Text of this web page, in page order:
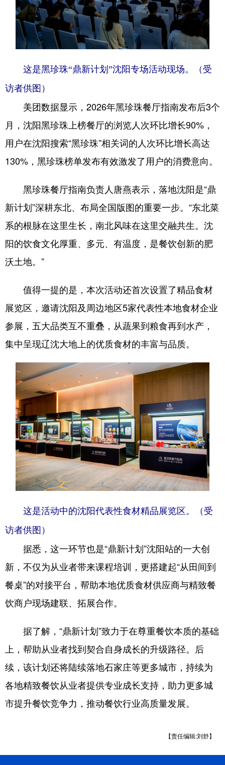
多语种频道
English Español Français عربى
Русский язык 日本語 한국어
Deutsch
这是黑珍珠“鼎新计划”沈阳专场活动现场。（受
访者供图）
美团数据显示，2026年黑珍珠餐厅指南发布后3个
月，沈阳黑珍珠上榜餐厅的浏览人次环比增长90%，
用户在沈阳搜索“黑珍珠”相关词的人次环比增长高达
130%，黑珍珠榜单发布有效激发了用户的消费意向。
黑珍珠餐厅指南负责人唐燕表示，落地沈阳是“鼎
新计划”深耕东北、布局全国版图的重要一步。“东北菜
系的根脉在这里生长，南北风味在这里交融共生。沈
阳的饮食文化厚重、多元、有温度，是餐饮创新的肥
沃土地。”
值得一提的是，本次活动还首次设置了精品食材
展览区，邀请沈阳及周边地区5家代表性本地食材企业
参展，五大品类互不重叠，从蔬果到粮食再到水产，
集中呈现辽沈大地上的优质食材的丰富与品质。
这是活动中的沈阳代表性食材精品展览区。（受
访者供图）
据悉，这一环节也是“鼎新计划”沈阳站的一大创
新，不仅为从业者带来课程培训，更搭建起“从田间到
餐桌”的对接平台，帮助本地优质食材供应商与精致餐
饮商户现场建联、拓展合作。
据了解，“鼎新计划”致力于在尊重餐饮本质的基础
上，帮助从业者找到契合自身成长的升级路径。后
续，该计划还将陆续落地石家庄等更多城市，持续为
各地精致餐饮从业者提供专业成长支持，助力更多城
市提升餐饮竞争力，推动餐饮行业高质量发展。
【责任编辑:刘舒】